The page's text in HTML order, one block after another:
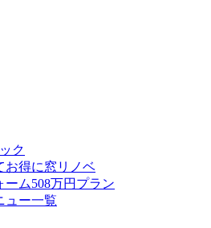
ク
お得に窓リノベ
ーム508万円プラン
ュー一覧